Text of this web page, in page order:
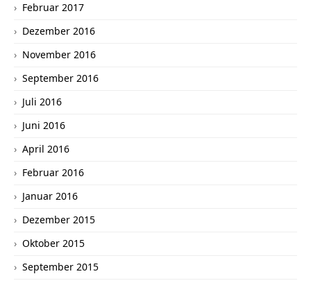
Februar 2017
Dezember 2016
November 2016
September 2016
Juli 2016
Juni 2016
April 2016
Februar 2016
Januar 2016
Dezember 2015
Oktober 2015
September 2015